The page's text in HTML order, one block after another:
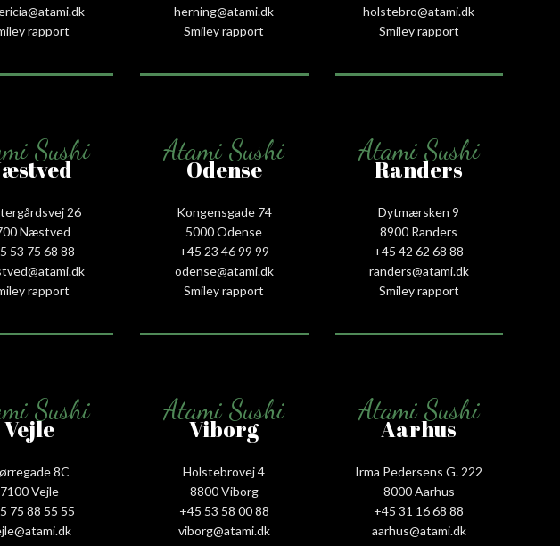
rapport
herning@atami.dk
Smiley rapport
holstebro@atami.dk
Smiley rapport
Sushi
26
Næstved
53 75 68 88
rapport
Atami Sushi
Odense
Kongensgade 74
5000 Odense
+45 23 46 99 99
odense@atami.dk
Smiley rapport
Atami Sushi
Randers
Dytmærsken 9
8900 Randers
+45 42 62 68 88
randers@atami.dk
Smiley rapport
Sushi
Vejle
8C
7100 Vejle
75 88 55 55
Atami Sushi
Viborg
Holstebrovej 4
8800 Viborg
+45 53 58 00 88
viborg@atami.dk
Atami Sushi
Aarhus
Irma Pedersens G. 222
8000 Aarhus
+45 31 16 68 88
aarhus@atami.dk